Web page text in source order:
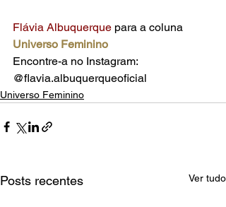
Flávia Albuquerque para a coluna
Universo Feminino
Encontre-a no Instagram:
@flavia.albuquerqueoficial
Universo Feminino
Posts recentes Ver tudo